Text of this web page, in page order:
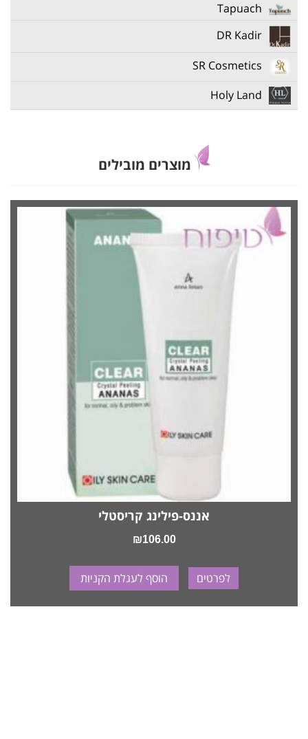
Tapuach
DR Kadir
SR Cosmetics
Holy Land
מוצרים מובילים
אננס-פילינג קריסטלי
₪106.00
לפרטים הוסף לעגלת הקניות